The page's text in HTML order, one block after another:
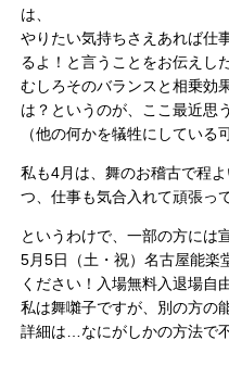
は、
やりたい気持ちさえあれば仕
るよ！と言うことをお伝えし
むしろそのバランスと相乗効
は？というのが、ここ最近思
（他の何かを犠牲にしている
私も4月は、舞のお稽古で程
つ、仕事も気合入れて頑張っ
というわけで、一部の方には
5月5日（土・祝）名古屋能楽
ください！入場無料入退場自
私は舞囃子ですが、別の方の
詳細は…なにがしかの方法で